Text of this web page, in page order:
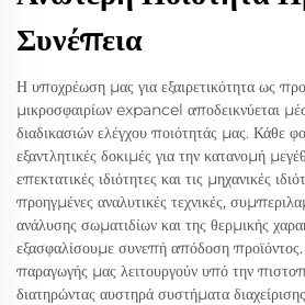
Συνέπεια
Η υποχρέωση μας για εξαιρετικότητα ως
μικροσφαιρίων expancel αποδεικνύεται
διαδικασιών ελέγχου ποιότητάς μας. Κάθε
εξαντλητικές δοκιμές για την κατανομή
επεκτατικές ιδιότητες και τις μηχανικές
προηγμένες αναλυτικές τεχνικές,
ανάλυσης σωματιδίων και της θερμικής
εξασφαλίσουμε συνεπή απόδοση προϊόντος.
παραγωγής μας λειτουργούν υπό την
διατηρώντας αυστηρά συστήματα